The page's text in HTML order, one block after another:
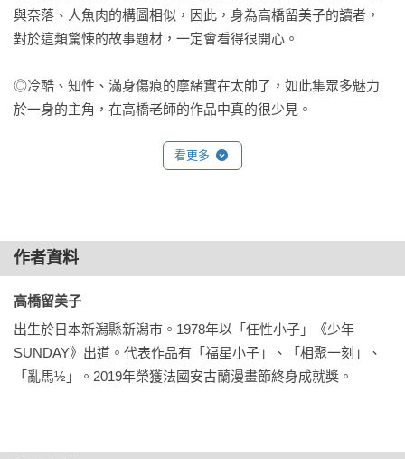
與奈落、人魚肉的構圖相似，因此，身為高橋留美子的讀者，
對於這類驚悚的故事題材，一定會看得很開心。
◎冷酷、知性、滿身傷痕的摩緒實在太帥了，如此集眾多魅力
於一身的主角，在高橋老師的作品中真的很少見。
◎一開始看的時候，感覺故事很老套，沒想到，卻讓我一口氣
◎身為高橋留美子的讀者一定要看，因為故事真的非常引人入
勝。
看更多
作者資料
高橋留美子
出生於日本新潟縣新潟市。1978年以「任性小子」《少年
SUNDAY》出道。代表作品有「福星小子」、「相聚一刻」、
「亂馬½」。2019年榮獲法國安古蘭漫畫節終身成就獎。